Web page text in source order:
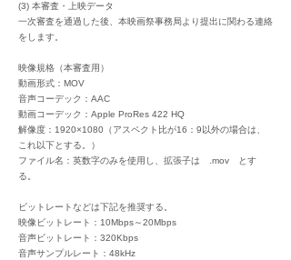
(3) 本審査・上映データ
一次審査を通過した後、本映画祭事務局より提出に関わる連絡
をします。
映像規格（本審査用）
動画形式：MOV
音声コーデック：AAC
動画コーデック：Apple ProRes 422 HQ
解像度：1920×1080（アスペクト比が16：9以外の場合は、
これ以下とする。）
ファイル名：英数字のみを使用し、拡張子は .mov とす
る。
ビットレートなどは下記を推奨する。
映像ビットレート：10Mbps～20Mbps
音声ビットレート：320Kbps
音声サンプルレート：48kHz